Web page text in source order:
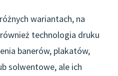
wariantach, na
technologia druku
banerów, plakatów,
solwentowe, ale ich